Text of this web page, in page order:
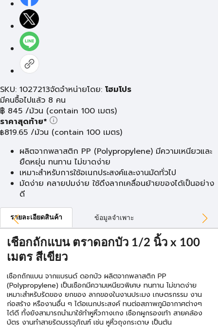
SKU: 1027213จัดจำหน่ายโดย: โฮมโปร
มีคนซื้อไปแล้ว 8 คน
฿ 845 /ม้วน (contain 100 เมตร)
ราคาสุดท้าย*
฿819.65 /ม้วน (contain 100 เมตร)
ผลิตจากพลาสติก PP (Polypropylene) มีความเหนียวและ
ยืดหยุ่น ทนทาน ไม่ขาดง่าย
เหมาะสำหรับการใช้อเนกประสงค์และงานมัดทั่วไป
มัดง่าย คลายปมง่าย ใช้ดึงลากเคลื่อนย้ายของได้เป็นอย่าง
ดี
รายละเอียดสินค้า ข้อมูลจำเพาะ
เชือกถักแบน ตราดอกบัว 1/2 นิ้ว x 100
เมตร สีเขียว
เชือกถักแบน จากแบรนด์ ดอกบัว ผลิตจากพลาสติก PP
(Polypropylene) เป็นเชือกมีความเหนียวพิเศษ ทนทาน ไม่ขาดง่าย
เหมาะสำหรับรัดของ ยกของ ลากของในงานประมง เกษตรกรรม งาน
ก่อสร้าง หรืองานอื่น ๆ ได้อเนกประสงค์ ทนต่อสภาพภูมิอากาศต่างๆ
ได้ดี ทั้งยังสามารถนำมาใช้ทำหูหิ้วกางเกง เชือกผูกรองเท้า สายคล้อง
บัตร งานทำสายรัดบรรจุภัณฑ์ เช่น หูหิ้วถุงกระดาษ เป็นต้น